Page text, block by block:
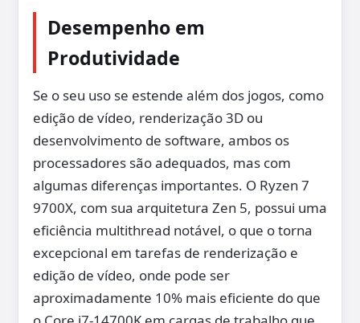
Desempenho em
Produtividade
Se o seu uso se estende além dos jogos, como
edição de vídeo, renderização 3D ou
desenvolvimento de software, ambos os
processadores são adequados, mas com
algumas diferenças importantes. O Ryzen 7
9700X, com sua arquitetura Zen 5, possui uma
eficiência multithread notável, o que o torna
excepcional em tarefas de renderização e
edição de vídeo, onde pode ser
aproximadamente 10% mais eficiente do que